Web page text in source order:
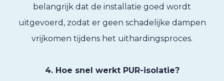
belangrijk dat de installatie goed wordt
uitgevoerd, zodat er geen schadelijke dampen
vrijkomen tijdens het uithardingsproces.
4. Hoe snel werkt PUR-isolatie?